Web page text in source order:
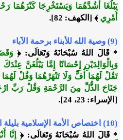
يَبْلُغَا أَشُدَّهُمَا وَيَسْتَخْرِجَا كَنْزَهُمَا
أَمْرِي ﴾ [الكهف: 82].
(9) وصية الله للأبناء برحمة الآباء
* قَالَ اللهُ سُبْحَانَهُ وَتَعَالَى: ﴿
وَبِالْوَالِدَيْنِ إِحْسَانًا إِمَّا يَبْلُغَنَّ عِنْدَكَ
تَقُلْ لَهُمَا أُفٍّ وَلَا تَنْهَرْهُمَا وَقُلْ لَهُمَا
جَنَاحَ الذُّلِّ مِنَ الرَّحْمَةِ وَقُلْ رَبِّ
[الإسراء: 23، 24].
(10) اختصاص الأمة الإسلامية بليلة القدر
* قَالَ اللهُ سُبْحَانَهُ وَتَعَالَى: ﴿ إِنَّا